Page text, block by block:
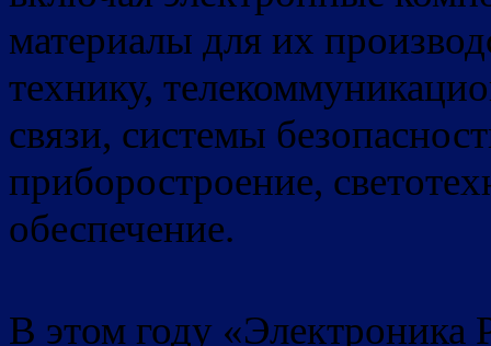
материалы для их
технику,
связи, системы
приборостроение,
обеспечение.
В этом году «Электроника